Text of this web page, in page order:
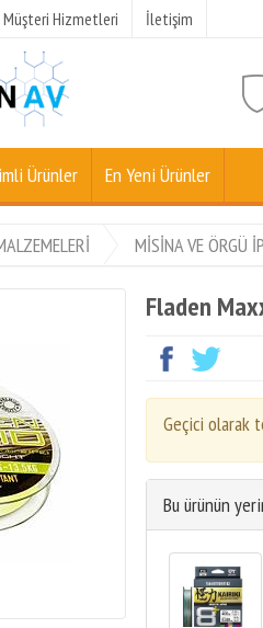
Müşteri Hizmetleri İletişim
Ürünler En Yeni Ürünler
MİSİNA VE ÖRGÜ
Fladen
Geçici olarak
Bu ürünün